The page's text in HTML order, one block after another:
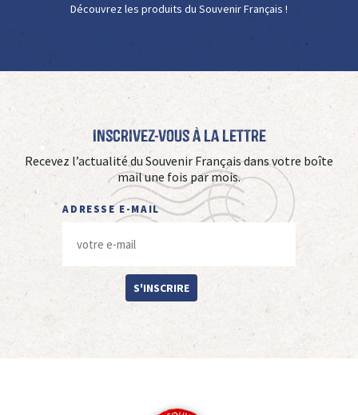
Découvrez les produits du Souvenir Français !
Inscrivez-vous à La Lettre
Recevez l’actualité du Souvenir Français dans votre boîte
mail une fois par mois.
ADRESSE E-MAIL
S'INSCRIRE